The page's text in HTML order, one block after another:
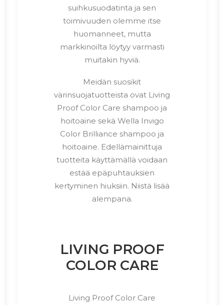
suihkusuodatinta ja sen
toimivuuden olemme itse
huomanneet, mutta
markkinoilta löytyy varmasti
muitakin hyviä.
Meidän suosikit
värinsuojatuotteista ovat Living
Proof Color Care shampoo ja
hoitoaine sekä Wella Invigo
Color Brilliance shampoo ja
hoitoaine. Edellämainittuja
tuotteita käyttämällä voidaan
estää epäpuhtauksien
kertyminen hiuksiin. Niistä lisää
alempana.
LIVING PROOF
COLOR CARE
Living Proof Color Care